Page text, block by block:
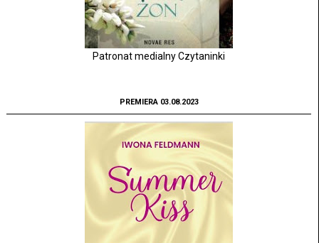
Patronat medialny Czytaninki
PREMIERA 03.08.2023